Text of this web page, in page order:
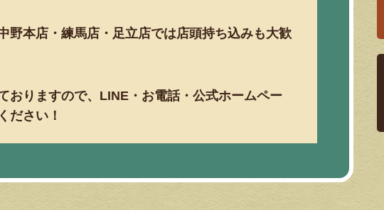
野本店・練馬店・足立店では店頭持ち込みも大歓
おりますので、LINE・お電話・公式ホームペー
ださい！